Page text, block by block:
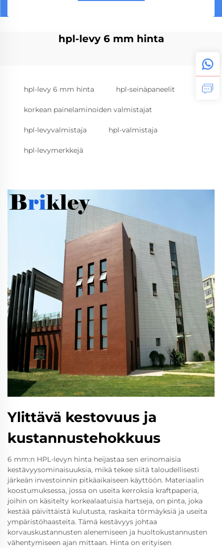
hpl-levy 6 mm hinta
hpl-levy 6 mm hinta hpl-seinäpaneelit
korkean painelaminoiden valmistajat
hpl-levyvalmistaja hpl-valmistaja
hpl-levymerkkejä
Ylittävä kestovuus ja
kustannustehokkuus
6 mm:n HPL-levyn hinta heijastaa sen erinomaisia
kestävyysominaisuuksia, mikä tekee siitä taloudellisesti
järkeän investoinnin pitkäaikaiseen käyttöön. Materiaalin
koostumuksessa, jossa on useita kerroksia kraftpaperia,
joihin on käsitelty korkealaatuisia hartseja, on pinta, joka
kestää päivittäistä kulutusta, raskaita törmäyksiä ja useita
ympäristöhaasteita. Tämä kestävyys johtaa
korvauskustannusten alenemiseen ja huoltokustannusten
vähentymiseen ajan mittaan. Hinta on erityisen